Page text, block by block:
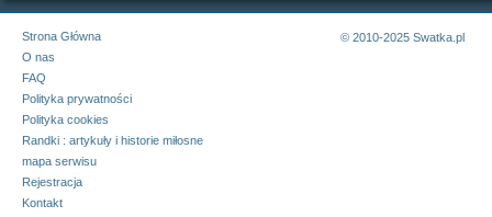
Strona Główna
O nas
FAQ
Polityka prywatności
Polityka cookies
Randki : artykuły i historie miłosne
mapa serwisu
Rejestracja
Kontakt
© 2010-2025 Swatka.pl